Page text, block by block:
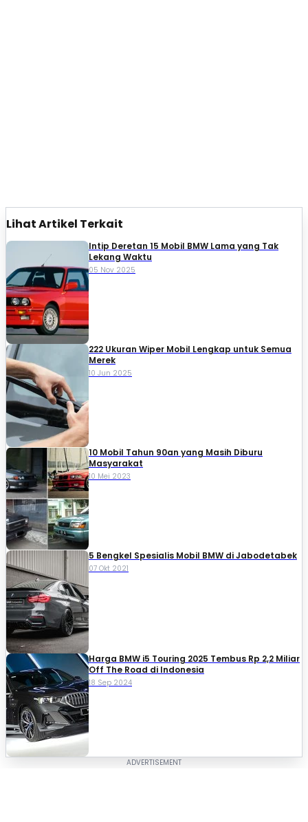
Lihat Artikel Terkait
Intip Deretan 15 Mobil BMW Lama yang Tak
Lekang Waktu
05 Nov 2025
222 Ukuran Wiper Mobil Lengkap untuk Semua
Merek
10 Jun 2025
10 Mobil Tahun 90an yang Masih Diburu
Masyarakat
10 Mei 2023
5 Bengkel Spesialis Mobil BMW di Jabodetabek
07 Okt 2021
Harga BMW i5 Touring 2025 Tembus Rp 2,2 Miliar
Off The Road di Indonesia
18 Sep 2024